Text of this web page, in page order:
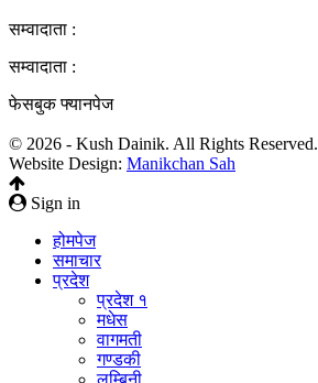
सम्वादाता :
सम्वादाता :
फेसबुक फ्यानपेज
© 2026 - Kush Dainik. All Rights Reserved.
Website Design: Manikchan Sah
Sign in
होमपेज
समाचार
प्रदेश
प्रदेश १
मधेस
वागमती
गण्डकी